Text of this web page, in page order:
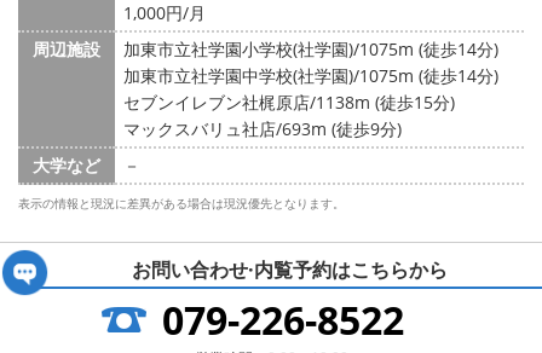
1,000円/月
周辺施設
加東市立社学園小学校(社学園)/1075m (徒歩14分)
加東市立社学園中学校(社学園)/1075m (徒歩14分)
セブンイレブン社梶原店/1138m (徒歩15分)
マックスバリュ社店/693m (徒歩9分)
大学など
－
表示の情報と現況に差異がある場合は現況優先となります。
お問い合わせ·内覧予約はこちらから
079-226-8522